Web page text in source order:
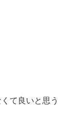
て良いと思う